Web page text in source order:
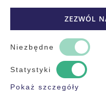
ZEZWÓL
Niezbędne
Statystyki
Pokaż szczegóły
Odstąp od umowy
Kontakt